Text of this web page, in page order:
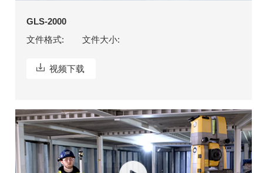
GLS-2000
文件格式:
文件大小:
视频下载